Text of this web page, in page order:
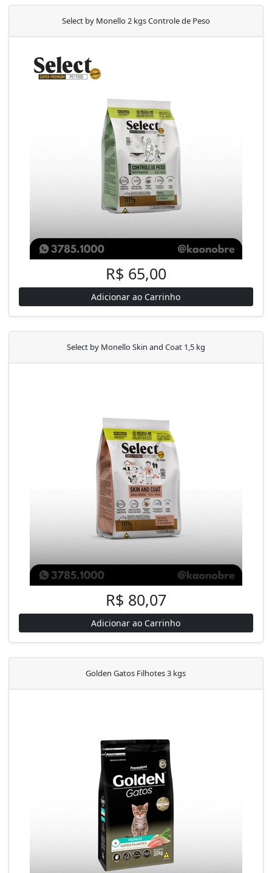
Select by Monello 2 kgs Controle de Peso
R$ 65,00
Adicionar ao Carrinho
Select by Monello Skin and Coat 1,5 kg
R$ 80,07
Adicionar ao Carrinho
Golden Gatos Filhotes 3 kgs